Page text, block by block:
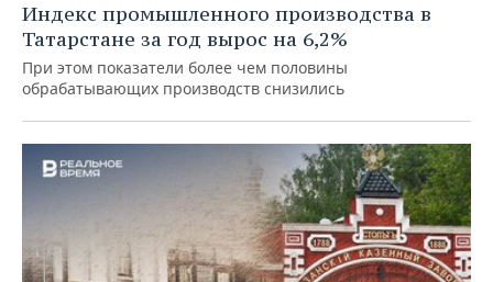
Индекс промышленного производства в
Татарстане за год вырос на 6,2%
При этом показатели более чем половины
обрабатывающих производств снизились